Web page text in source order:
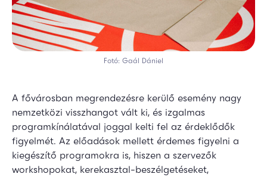
Fotó: Gaál Dániel
A fővárosban megrendezésre kerülő esemény nagy
nemzetközi visszhangot vált ki, és izgalmas
programkínálatával joggal kelti fel az érdeklődők
figyelmét. Az előadások mellett érdemes figyelni a
kiegészítő programokra is, hiszen a szervezők
workshopokat, kerekasztal-beszélgetéseket,